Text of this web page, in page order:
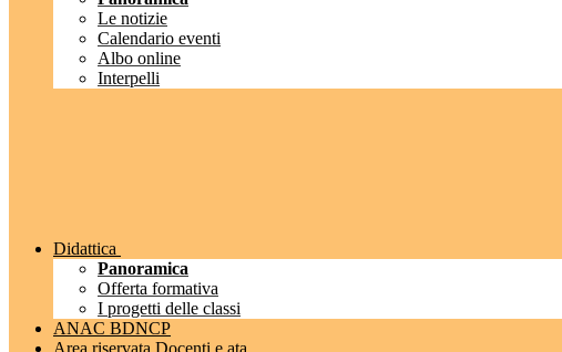
Le notizie
Calendario eventi
Albo online
Interpelli
Didattica
Panoramica
Offerta formativa
I progetti delle classi
ANAC BDNCP